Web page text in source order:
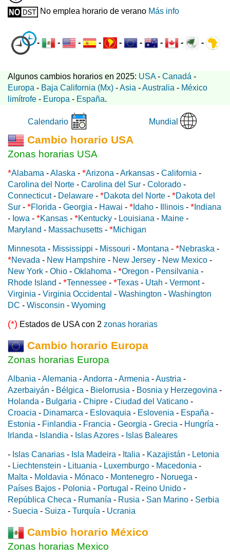
No emplea horario de verano Más info
- - - - - - - - -
Algunos cambios horarios en 2025: USA- Canadá -
Europa - Baja California (Mx) -Asia -Australia - México
limítrofe - Europa - España.
Calendario Mundial
Cambio horario USA
Zonas horarias USA
*Alabama -Alaska - *Arizona -Arkansas - California -
Carolina del Norte - Carolina del Sur - Colorado -
Connecticut- Delaware - *Dakota del Norte - *Dakota del
Sur - *Florida - Georgia - Hawai - * Idaho - Illinois - * Indiana
- Iowa - *Kansas - *Kentucky - Louisiana - Maine -
Maryland - Massachusetts - *Michigan
Minnesota - Mississippi - Missouri - Montana - *Nebraska -
*Nevada - New Hampshire - New Jersey - New Mexico -
New York - Ohio - Oklahoma - *Oregon - Pensilvania -
Rhode Island - *Tennessee - *Texas - Utah - Vermont-
Virginia - Virginia Occidental - Washington - Washington
DC - Wisconsin - Wyoming
(*) Estados de USA con 2 zonas horarias
Cambio horario Europa
Zonas horarias Europa
Albania -Alemania -Andorra -Armenia -Austria -
Azerbaiyán - Bélgica - Bielorrusia - Bosnia y Herzegovina -
Holanda - Bulgaria - Chipre - Ciudad del Vaticano -
Croacia - Dinamarca - Eslovaquia - Eslovenia - España -
Estonia - Finlandia - Francia - Georgia - Grecia - Hungría -
Irlanda - Islandia - Islas Azores - Islas Baleares
- Islas Canarias - Isla Madeira - Italia - Kazajistán - Letonia
- Liechtenstein - Lituania - Luxemburgo - Macedonia -
Malta - Moldavia - Mónaco - Montenegro - Noruega -
Países Bajos - Polonia - Portugal - Reino Unido -
República Checa - Rumanía - Rusia - San Marino - Serbia
- Suecia - Suiza - Turquía - Ucrania
Cambio horario México
Zonas horarias Mexico